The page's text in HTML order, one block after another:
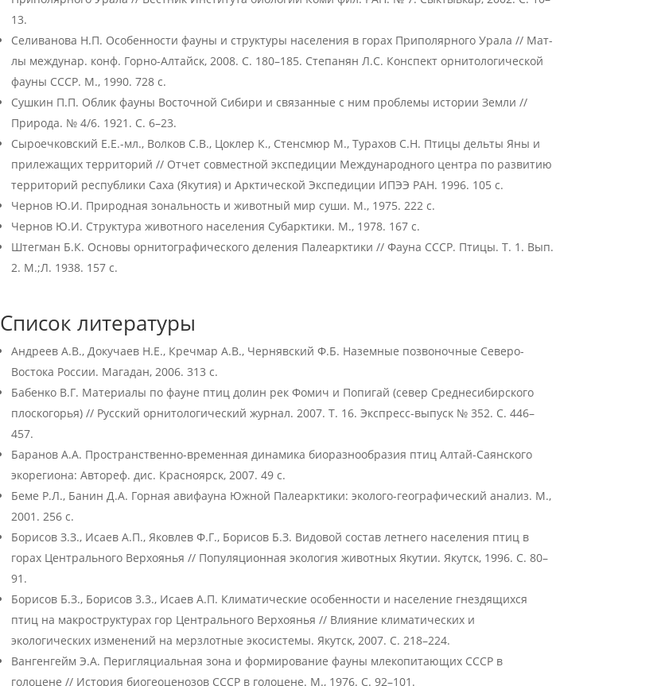
13.
Селиванова Н.П. Особенности фауны и структуры населения в горах Приполярного Урала // Мат-
лы междунар. конф. Горно-Алтайск, 2008. С. 180–185. Степанян Л.С. Конспект орнитологической
фауны СССР. М., 1990. 728 с.
Сушкин П.П. Облик фауны Восточной Сибири и связанные с ним проблемы истории Земли //
Природа. № 4/6. 1921. С. 6–23.
Сыроечковский Е.Е.-мл., Волков С.В., Цоклер К., Стенсмюр М., Турахов С.Н. Птицы дельты Яны и
прилежащих территорий // Отчет совместной экспедиции Международного центра по развитию
территорий республики Саха (Якутия) и Арктической Экспедиции ИПЭЭ РАН. 1996. 105 с.
Чернов Ю.И. Природная зональность и животный мир суши. М., 1975. 222 с.
Чернов Ю.И. Структура животного населения Субарктики. М., 1978. 167 с.
Штегман Б.К. Основы орнитографического деления Палеарктики // Фауна СССР. Птицы. Т. 1. Вып.
2. М.;Л. 1938. 157 с.
Список литературы
Андреев А.В., Докучаев Н.Е., Кречмар А.В., Чернявский Ф.Б. Наземные позвоночные Северо-
Востока России. Магадан, 2006. 313 с.
Бабенко В.Г. Материалы по фауне птиц долин рек Фомич и Попигай (север Среднесибирского
плоскогорья) // Русский орнитологический журнал. 2007. Т. 16. Экспресс-выпуск № 352. С. 446–
457.
Баранов А.А. Пространственно-временная динамика биоразнообразия птиц Алтай-Саянского
экорегиона: Автореф. дис. Красноярск, 2007. 49 с.
Беме Р.Л., Банин Д.А. Горная авифауна Южной Палеарктики: эколого-географический анализ. М.,
2001. 256 с.
Борисов З.З., Исаев А.П., Яковлев Ф.Г., Борисов Б.З. Видовой состав летнего населения птиц в
горах Центрального Верхоянья // Популяционная экология животных Якутии. Якутск, 1996. С. 80–
91.
Борисов Б.З., Борисов 3.3., Исаев A.П. Климатические особенности и население гнездящихся
птиц на макроструктурах гор Центрального Верхоянья // Влияние климатических и
экологических изменений на мерзлотные экосистемы. Якутск, 2007. С. 218–224.
Вангенгейм Э.А. Перигляциальная зона и формирование фауны млекопитающих СССР в
голоцене // История биогеоценозов СССР в голоцене. М., 1976. С. 92–101.